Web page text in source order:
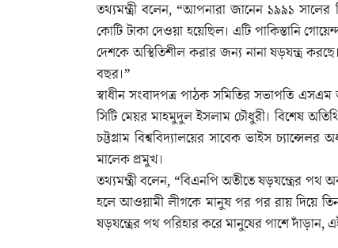
তথ্যমন্ত্রী বলেন, “আপনারা জানেন ১৯৯১ সালের
কোটি টাকা দেওয়া হয়েছিল। এটি পাকিস্তানি
দেশকে অস্থিতিশীল করার জন্য নানা ষড়যন্ত্র
বছর।”
স্বাধীন সংবাদপত্র পাঠক সমিতির সভাপতি এসএম
সিটি মেয়র মাহমুদুল ইসলাম চৌধুরী। বিশেষ
চট্টগ্রাম বিশ্ববিদ্যালয়ের সাবেক ভাইস
মালেক প্রমুখ।
তথ্যমন্ত্রী বলেন, “বিএনপি অতীতে ষড়যন্ত্রের পথ
হলে আওয়ামী লীগকে মানুষ পর পর রায় দিয়ে
ষড়যন্ত্রের পথ পরিহার করে মানুষের পাশে দাঁড়ান,